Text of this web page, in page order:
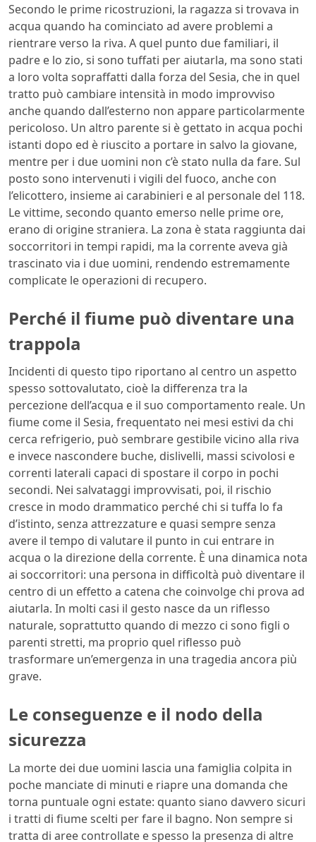
Secondo le prime ricostruzioni, la ragazza si trovava in
acqua quando ha cominciato ad avere problemi a
rientrare verso la riva. A quel punto due familiari, il
padre e lo zio, si sono tuffati per aiutarla, ma sono stati
a loro volta sopraffatti dalla forza del Sesia, che in quel
tratto può cambiare intensità in modo improvviso
anche quando dall’esterno non appare particolarmente
pericoloso. Un altro parente si è gettato in acqua pochi
istanti dopo ed è riuscito a portare in salvo la giovane,
mentre per i due uomini non c’è stato nulla da fare. Sul
posto sono intervenuti i vigili del fuoco, anche con
l’elicottero, insieme ai carabinieri e al personale del 118.
Le vittime, secondo quanto emerso nelle prime ore,
erano di origine straniera. La zona è stata raggiunta dai
soccorritori in tempi rapidi, ma la corrente aveva già
trascinato via i due uomini, rendendo estremamente
complicate le operazioni di recupero.
Perché il fiume può diventare una
trappola
Incidenti di questo tipo riportano al centro un aspetto
spesso sottovalutato, cioè la differenza tra la
percezione dell’acqua e il suo comportamento reale. Un
fiume come il Sesia, frequentato nei mesi estivi da chi
cerca refrigerio, può sembrare gestibile vicino alla riva
e invece nascondere buche, dislivelli, massi scivolosi e
correnti laterali capaci di spostare il corpo in pochi
secondi. Nei salvataggi improvvisati, poi, il rischio
cresce in modo drammatico perché chi si tuffa lo fa
d’istinto, senza attrezzature e quasi sempre senza
avere il tempo di valutare il punto in cui entrare in
acqua o la direzione della corrente. È una dinamica nota
ai soccorritori: una persona in difficoltà può diventare il
centro di un effetto a catena che coinvolge chi prova ad
aiutarla. In molti casi il gesto nasce da un riflesso
naturale, soprattutto quando di mezzo ci sono figli o
parenti stretti, ma proprio quel riflesso può
trasformare un’emergenza in una tragedia ancora più
grave.
Le conseguenze e il nodo della
sicurezza
La morte dei due uomini lascia una famiglia colpita in
poche manciate di minuti e riapre una domanda che
torna puntuale ogni estate: quanto siano davvero sicuri
i tratti di fiume scelti per fare il bagno. Non sempre si
tratta di aree controllate e spesso la presenza di altre